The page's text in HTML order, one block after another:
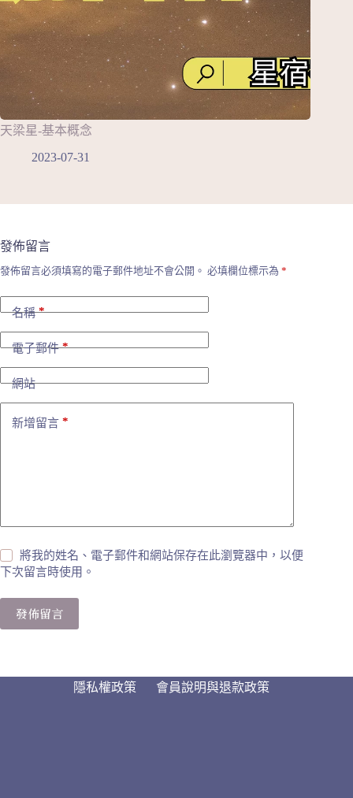
天梁星-基本概念
2023-07-31
發佈留言
發佈留言必須填寫的電子郵件地址不會公開。 必填欄位標示為 *
名稱*
電子郵件*
網站
新增留言 *
將我的姓名、電子郵件和網站保存在此瀏覽器中，以便
下次留言時使用。
發佈留言
隱私權政策 會員說明與退款政策